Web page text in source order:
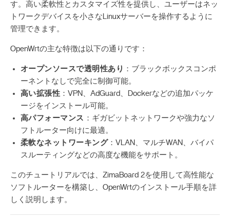
す。高い柔軟性とカスタマイズ性を提供し、ユーザーはネッ
トワークデバイスを小さなLinuxサーバーを操作するように
管理できます。
OpenWrtの主な特徴は以下の通りです：
オープンソースで透明性あり ：ブラックボックスコンポ
ーネントなしで完全に制御可能。
高い拡張性 ：VPN、AdGuard、Dockerなどの追加パッケ
ージをインストール可能。
高パフォーマンス ：ギガビットネットワークや強力なソ
フトルーター向けに最適。
柔軟なネットワーキング ：VLAN、マルチWAN、バイパ
スルーティングなどの高度な機能をサポート。
このチュートリアルでは、ZimaBoard 2を使用して高性能な
ソフトルーターを構築し、OpenWrtのインストール手順を詳
しく説明します。